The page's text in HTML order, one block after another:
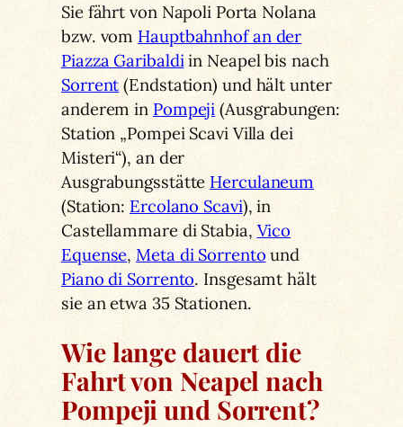
Sie fährt von Napoli Porta Nolana
bzw. vom Hauptbahnhof an der
Piazza Garibaldiin Neapel bis nach
Sorrent (Endstation) und hält unter
anderem in Pompeji (Ausgrabungen:
Station „Pompei Scavi Villa dei
Misteri“), an der
Ausgrabungsstätte Herculaneum
(Station: Ercolano Scavi), in
Castellammare di Stabia, Vico
Equense,Meta di Sorrento und
Piano di Sorrento. Insgesamt hält
sie an etwa 35 Stationen.
Wie lange dauert die
Fahrt von Neapel nach
Pompeji und Sorrent?